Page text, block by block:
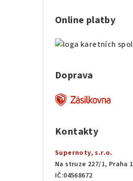
Online platby
Doprava
Kontakty
Supernoty, s.r.o.
Na struze 227/1, Praha 1
IČ:04568672